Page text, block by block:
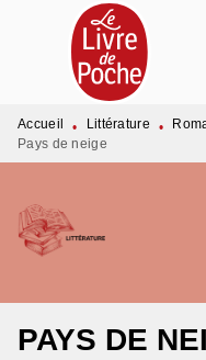
MENU
PIED DE PAGE
Accueil • Littérature •
Pays de neige
PAYS DE